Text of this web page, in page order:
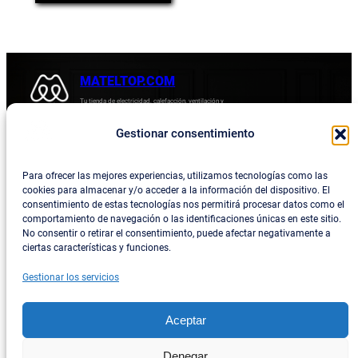
Gestionar consentimiento
Para ofrecer las mejores experiencias, utilizamos tecnologías como las
cookies para almacenar y/o acceder a la información del dispositivo. El
consentimiento de estas tecnologías nos permitirá procesar datos como el
comportamiento de navegación o las identificaciones únicas en este sitio.
No consentir o retirar el consentimiento, puede afectar negativamente a
ciertas características y funciones.
Gestionar los servicios
Aceptar
38,62 €.
es:
MATELTOP.COM
Tu tienda de electricidad, calefacción, ventilación y
Blog
Privacidad
Política de devoluciones y reembolsos
Política de privacidad
Términos y condiciones
Contacta con consotros
Social